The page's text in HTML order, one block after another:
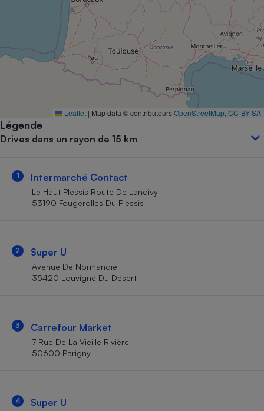
Leaflet | Map data © contributeursOpenStreetMap CC-BY-SA
Légende
Drives dans un rayon de 15 km
1 Intermarché Contact
Le Haut Plessis Route De Landivy
53190 Fougerolles Du Plessis
2 Super U
Avenue De Normandie
35420 Louvigné Du Désert
3 Carrefour Market
7 Rue De La Vieille Rivière
50600 Parigny
4 Super U
Complément
alimentaire
Assurance emprunteur
Banque
Petit électroménager -
Matelas
Mutuelle